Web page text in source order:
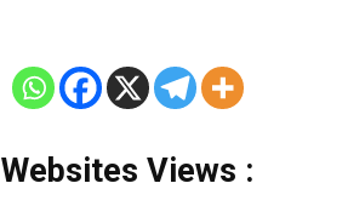
Websites Views :